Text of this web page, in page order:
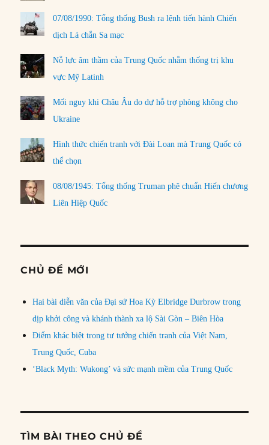
07/08/1990: Tổng thống Bush ra lệnh tiến hành Chiến
dịch Lá chắn Sa mạc
Nỗ lực âm thầm của Trung Quốc nhằm thống trị khu
vực Mỹ Latinh
Mối nguy khi Châu Âu do dự hỗ trợ phòng không cho
Ukraine
Hình thức chiến tranh với Đài Loan mà Trung Quốc có
thể chọn
08/08/1945: Tổng thống Truman phê chuẩn Hiến chương
Liên Hiệp Quốc
CHỦ ĐỀ MỚI
Hai bài diễn văn của Đại sứ Hoa Kỳ Elbridge Durbrow trong
dịp khởi công và khánh thành xa lộ Sài Gòn – Biên Hòa
Điểm khác biệt trong tư tưởng chiến tranh của Việt Nam,
Trung Quốc, Cuba
‘Black Myth: Wukong’ và sức mạnh mềm của Trung Quốc
TÌM BÀI THEO CHỦ ĐỀ